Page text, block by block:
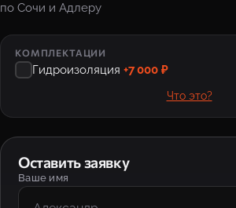
по Сочи и Адлеру
КОМПЛЕКТАЦИИ
Гидроизоляция +7 000 ₽
Что это?
Оставить заявку
Ваше имя